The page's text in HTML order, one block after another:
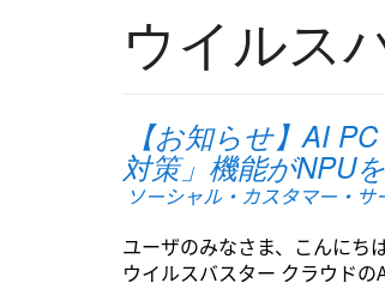
ウイルス
【お知らせ】AI
対策」機能がNPU
ソーシャル・カスタマー・サ
ユーザのみなさま、こんにちは
ウイルスバスター クラウドの